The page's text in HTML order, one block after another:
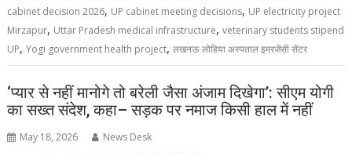
cabinet decision 2026, UP cabinet meeting decisions, UP electricity project
Mirzapur, Uttar Pradesh medical infrastructure,veterinary students stipend
UP,Yogi government health project,लखनऊ लोहिया अस्पताल इमरजेंसी सेंटर
‘प्यार से नहीं मानोगे तो बरेली जैसा अंजाम दिखेगा’: सीएम योगी
का सख्त संदेश, कहा– सड़क पर नमाज किसी हाल में नहीं
May 18, 2026 News Desk